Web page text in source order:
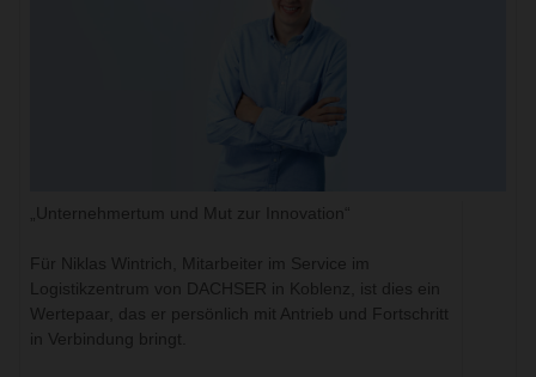
„Unternehmertum und Mut zur Innovation“
Für Niklas Wintrich, Mitarbeiter im Service im
Logistikzentrum von DACHSER in Koblenz, ist dies ein
Wertepaar, das er persönlich mit Antrieb und Fortschritt
in Verbindung bringt.